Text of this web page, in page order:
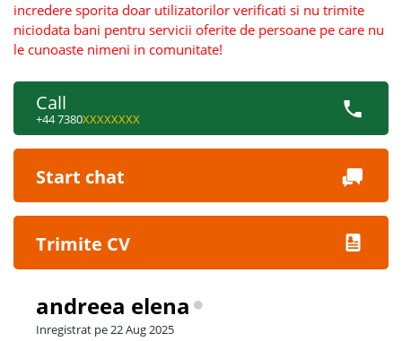
incredere sporita doar utilizatorilor verificati si nu trimite
niciodata bani pentru servicii oferite de persoane pe care nu
le cunoaste nimeni in comunitate!
Call
+44 7380XXXXXXXX
Start chat
Trimite CV
andreea elena
Inregistrat pe 22 Aug 2025